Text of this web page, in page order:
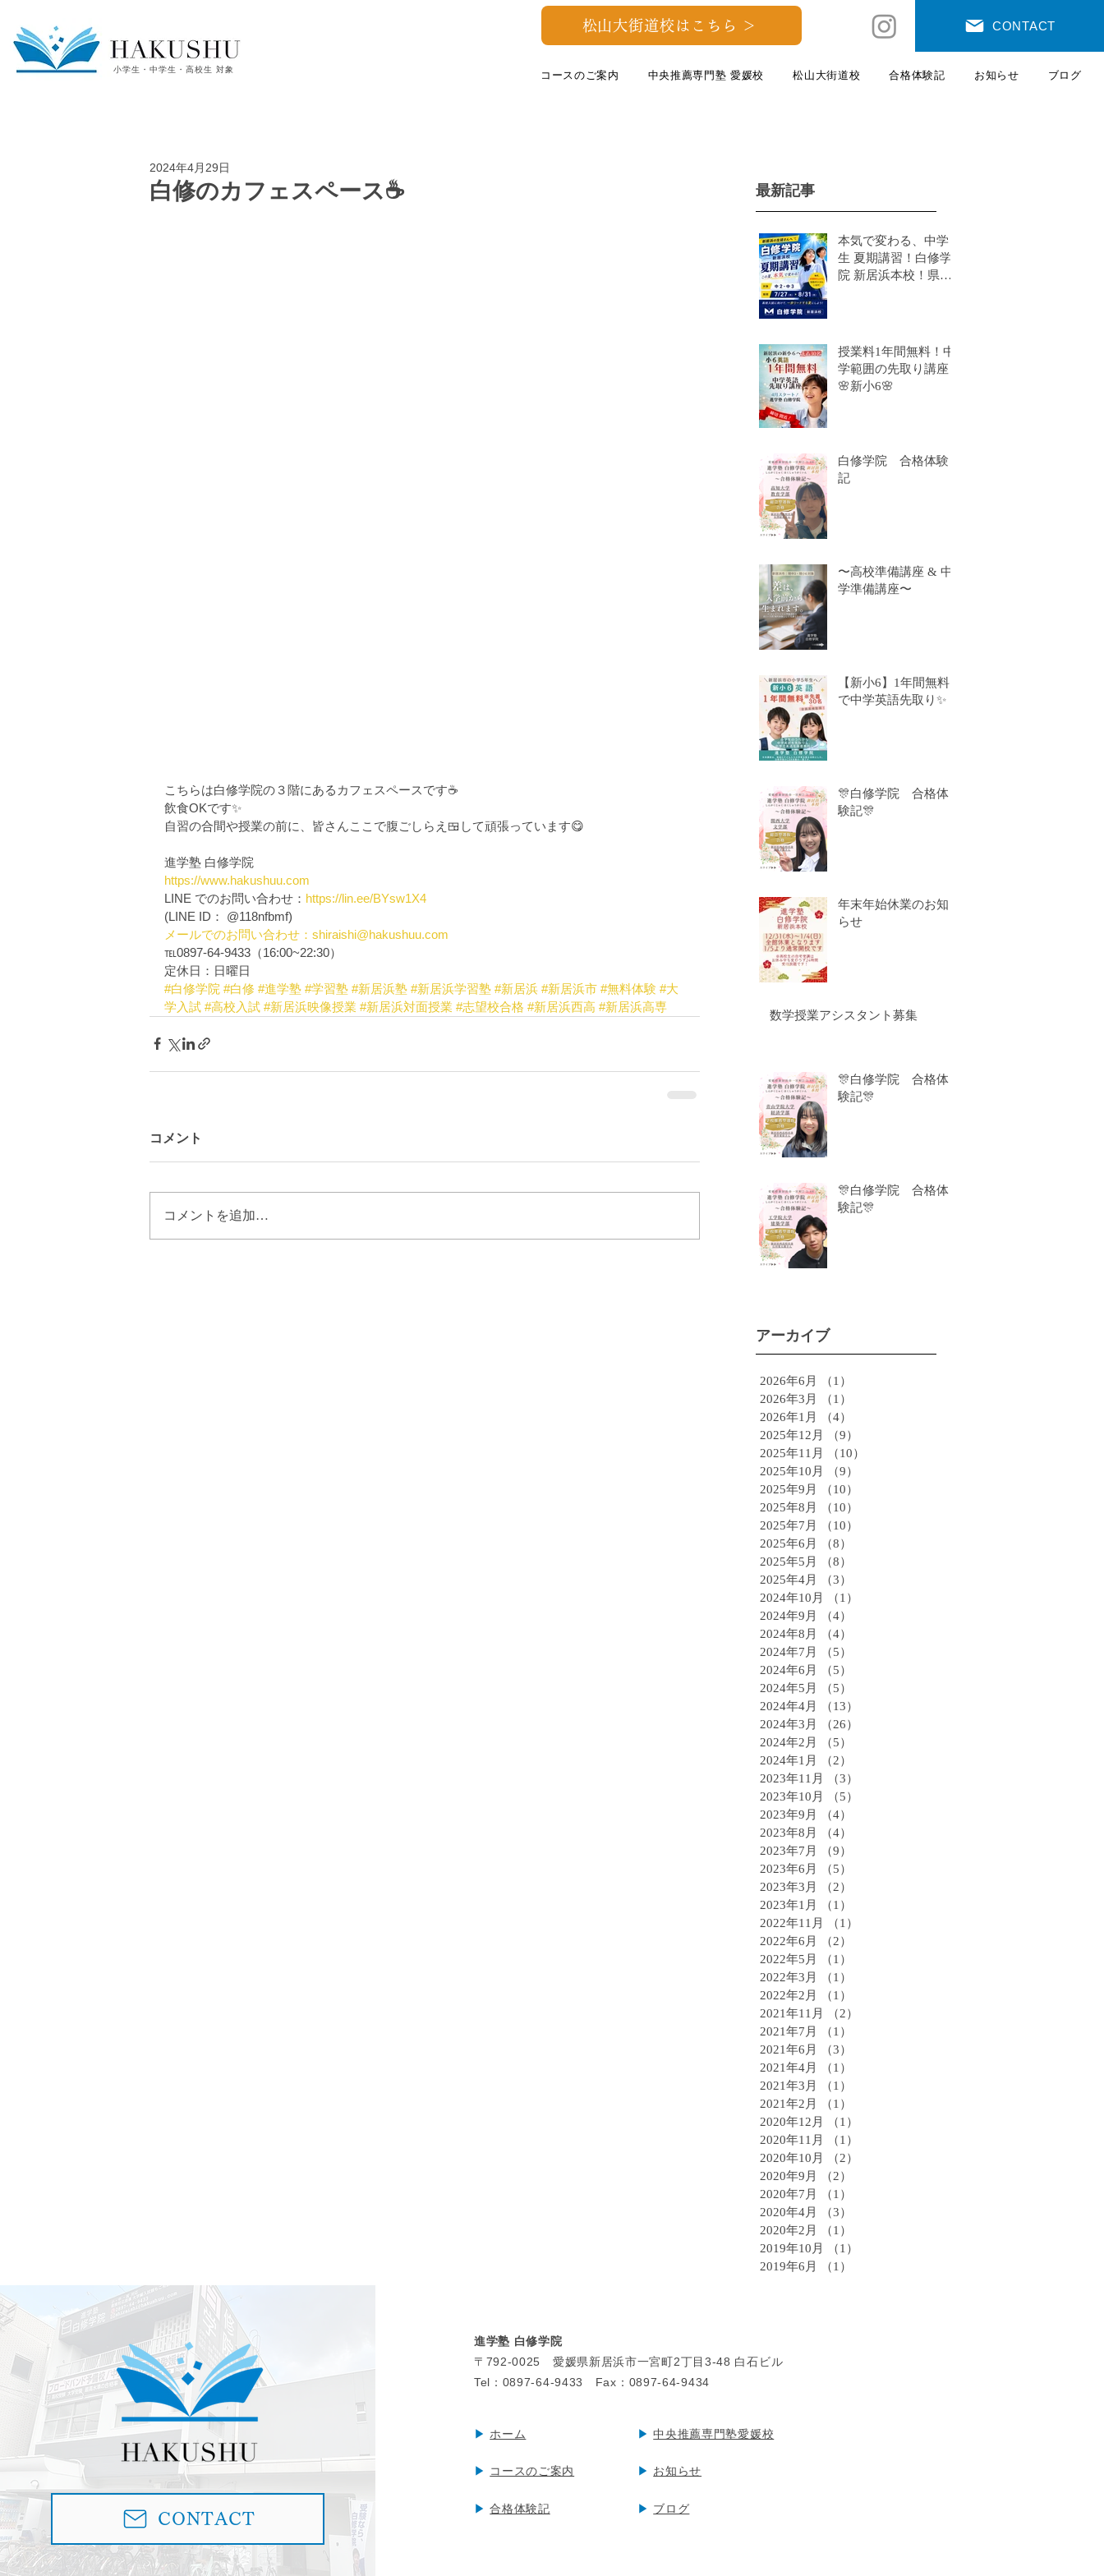
小学生・中学生・高校生 対象
松山大街道校はこちら ＞ CONTACT
コースのご案内 中央推薦専門塾 愛媛校 松山大街道校 合格体験記 お知らせ ブログ
白修のカフェスペース☕️
2024年4月29日
こちらは白修学院の３階にあるカフェスペースです☕️
飲食OKです✨
自習の合間や授業の前に、皆さんここで腹ごしらえ🍱して頑張っています😋
進学塾 白修学院
https://www.hakushuu.com
LINE でのお問い合わせ： https://lin.ee/BYsw1X4
(LINE ID： @118nfbmf)
メールでのお問い合わせ：shiraishi@hakushuu.com
℡0897-64-9433（16:00~22:30）
定休日：日曜日
#白修学院 #白修 #進学塾 #学習塾 #新居浜塾 #新居浜学習塾 #新居浜 #新居浜市 #無料体験 #大
学入試 #高校入試 #新居浜映像授業 #新居浜対面授業 #志望校合格 #新居浜西高 #新居浜高専
コメント
コメントを追加…
最新記事
本気で変わる、中学
生 夏期講習！白修学
院 新居浜本校！県模
授業料1年間無料！中
学範囲の先取り講座
🌸新小6🌸
白修学院 合格体験
記
〜高校準備講座 & 中
学準備講座〜
【新小6】1年間無料
で中学英語先取り✨
🎊白修学院 合格体
験記🎊
年末年始休業のお知
らせ
数学授業アシスタント募集
🎊白修学院 合格体
験記🎊
🎊白修学院 合格体
験記🎊
アーカイブ
2026年6月 （1）
2026年3月
（1）
2026年1月
（4）
2025年12月
（9）
2025年11月
（10）
2025年10月
（9）
2025年9月
（10）
2025年8月
（10）
2025年7月
（10）
2025年6月
（8）
2025年5月
（8）
2025年4月
（3）
2024年10月
（1）
2024年9月
（4）
2024年8月
（4）
2024年7月
（5）
2024年6月
（5）
2024年5月
（5）
2024年4月
（13）
2024年3月
（26）
2024年2月
（5）
2024年1月
（2）
2023年11月
（3）
2023年10月
（5）
2023年9月
（4）
2023年8月
（4）
2023年7月
（9）
2023年6月
（5）
2023年3月
（2）
2023年1月
（1）
2022年11月
（1）
2022年6月
（2）
2022年5月
（1）
2022年3月
（1）
2022年2月
（1）
2021年11月
（2）
2021年7月
（1）
2021年6月
（3）
2021年4月
（1）
2021年3月
（1）
2021年2月
（1）
2020年12月
（1）
2020年11月
（1）
2020年10月
（2）
2020年9月
（2）
2020年7月
（1）
2020年4月
（3）
2020年2月
（1）
2019年10月
（1）
2019年6月
（1）
CONTACT
進学塾 白修学院
〒792-0025 愛媛県新居浜市一宮町2丁目 3-48 白石ビル
Tel： 0897-64-9433 Fax：0897-64-9434
▶︎ ホーム
▶︎ コースのご案内
▶︎合格体験記
▶︎中央推薦専門塾愛媛校
▶︎ お知らせ
▶︎ ブログ